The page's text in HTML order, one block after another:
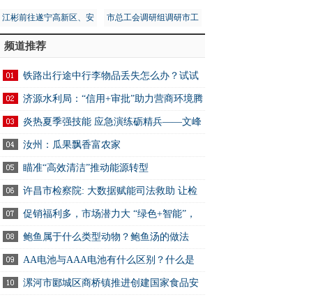
江彬前往遂宁高新区、安
居区调研第五次全国经济
普查工作
市总工会调研组调研市工
人文化宫项目建设安全工
频道推荐
铁路出行途中行李物品丢失怎么办？试试
用12306App找回
济源水利局：“信用+审批”助力营商环境腾
炎热夏季强技能 应急演练砺精兵——文峰
区万达商业服务中心开展消防应急演练活动
汝州：瓜果飘香富农家
瞄准“高效清洁”推动能源转型
许昌市检察院: 大数据赋能司法救助 让检
察关爱可感可触可及
促销福利多，市场潜力大 “绿色+智能”，
家电消费新选择
鲍鱼属于什么类型动物？鲍鱼汤的做法
AA电池与AAA电池有什么区别？什么是
AA电池？ 快资讯
漯河市郾城区商桥镇推进创建国家食品安